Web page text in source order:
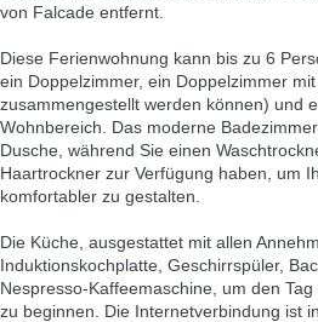
von Falcade entfernt.
Diese Ferienwohnung kann bis zu 6
ein Doppelzimmer, ein Doppelzimmer
zusammengestellt werden können) und
Wohnbereich. Das moderne
Dusche, während Sie einen
Haartrockner zur Verfügung haben, um
komfortabler zu gestalten.
Die Küche, ausgestattet mit allen
Induktionskochplatte, Geschirrspüler,
Nespresso-Kaffeemaschine, um den
zu beginnen. Die Internetverbindung ist